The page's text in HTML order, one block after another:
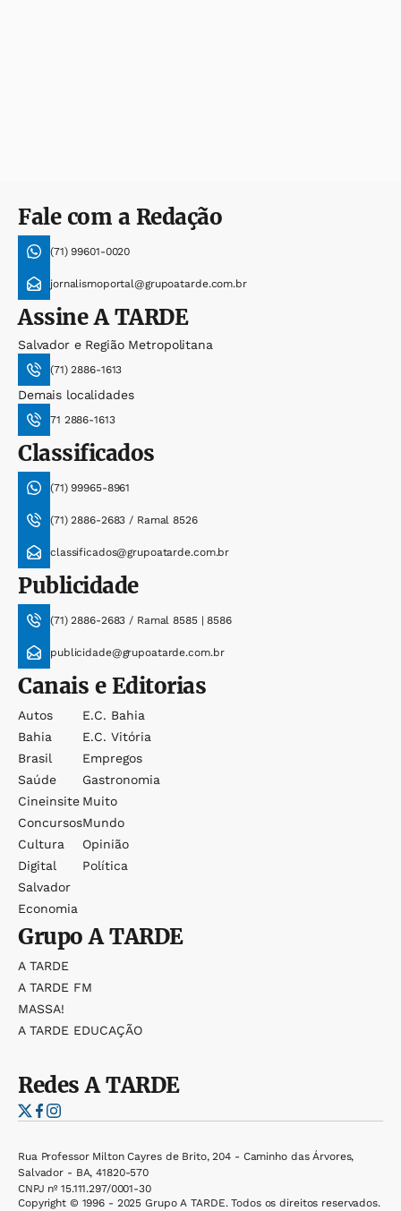
Fale com a Redação
(71) 99601-0020
jornalismoportal@grupoatarde.com.br
AssineA TARDE
Salvador e Região Metropolitana
(71) 2886-1613
Demais localidades
71 2886-1613
Classificados
(71) 99965-8961
(71) 2886-2683 / Ramal 8526
classificados@grupoatarde.com.br
Publicidade
(71) 2886-2683 / Ramal 8585 | 8586
publicidade@grupoatarde.com.br
Canais e Editorias
Autos
Bahia
Brasil
Saúde
Cineinsite
Concursos
Cultura
Digital
Salvador
Economia
E.c. Bahia
E.c. Vitória
Empregos
Gastronomia
Muito
Mundo
Opinião
Política
GrupoA TARDE
A TARDE
A TARDE FM
MASSA!
A TARDE EDUCAÇÃO
RedesA TARDE
Rua Professor Milton Cayres de Brito, 204 - Caminho das Árvores,
Salvador - BA, 41820-570
CNPJ nº 15.111.297/0001-30
Copyright © 1996 - 2025 Grupo A TARDE. Todos os direitos reservados.